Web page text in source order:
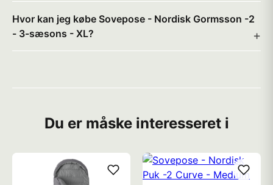
Hvor kan jeg købe Sovepose - Nordisk Gormsson -2
- 3-sæsons - XL?
Du er måske interesseret i